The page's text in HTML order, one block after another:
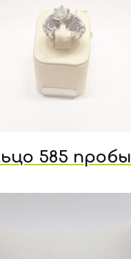
585 пробы